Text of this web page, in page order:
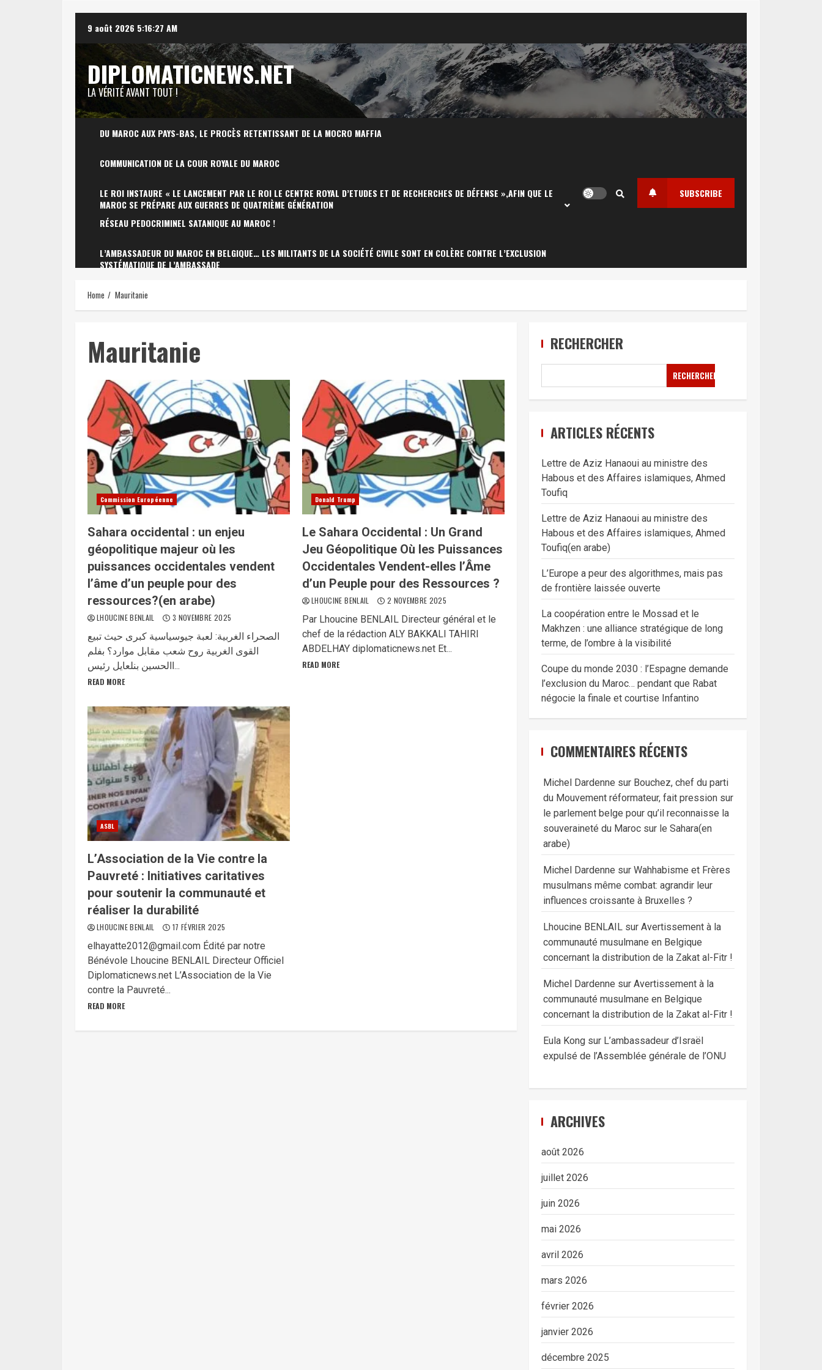
content
9 août 2026 5:16:28 AM
DIPLOMATICNEWS.NET
LA VÉRITÉ AVANT TOUT !
DU MAROC AUX PAYS-BAS, LE PROCÈS RETENTISSANT DE LA MOCRO MAFFIA
COMMUNICATION DE LA COUR ROYALE DU MAROC
LE ROI INSTAURE « LE LANCEMENT PAR LE ROI LE CENTRE ROYAL D’ETUDES ET DE RECHERCHES DE DÉFENSE »,AFIN QUE LE
MAROC SE PRÉPARE AUX GUERRES DE QUATRIÈME GÉNÉRATION
RÉSEAU PEDOCRIMINEL SATANIQUE AU MAROC !
L’AMBASSADEUR DU MAROC EN BELGIQUE… LES MILITANTS DE LA SOCIÉTÉ CIVILE SONT EN COLÈRE CONTRE L’EXCLUSION
SYSTÉMATIQUE DE L’AMBASSADE
SUBSCRIBE
Home Mauritanie
Mauritanie
Commission Européenne
Sahara occidental : un enjeu
géopolitique majeur où les
puissances occidentales vendent
l’âme d’un peuple pour des
ressources?(en arabe)
LHOUCINE BENLAIL 3 NOVEMBRE 2025
الصحراء الغربية: لعبة جيوسياسية كبرى حيث تبيع
القوى الغربية روح شعب مقابل موارد؟ بفلم
االحسين بنلعايل رئيس...
READ MORE
Donald Trump
Le Sahara Occidental : Un Grand
Jeu Géopolitique Où les Puissances
Occidentales Vendent-elles l’Âme
d’un Peuple pour des Ressources ?
LHOUCINE BENLAIL 2 NOVEMBRE 2025
Par Lhoucine BENLAIL Directeur général et le
chef de la rédaction ALY BAKKALI TAHIRI
ABDELHAY diplomaticnews.net Et...
READ MORE
ASBL
L’Association de la Vie contre la
Pauvreté : Initiatives caritatives
pour soutenir la communauté et
réaliser la durabilité
LHOUCINE BENLAIL 17 FÉVRIER 2025
elhayatte2012@gmail.com Édité par notre
Bénévole Lhoucine BENLAIL Directeur Officiel
Diplomaticnews.net L’Association de la Vie
contre la Pauvreté...
READ MORE
RECHERCHER
RECHERCHER
ARTICLES RÉCENTS
Lettre de Aziz Hanaoui au ministre des
Habous et des Affaires islamiques, Ahmed
Toufiq
Lettre de Aziz Hanaoui au ministre des
Habous et des Affaires islamiques, Ahmed
Toufiq(en arabe)
L’Europe a peur des algorithmes, mais pas
de frontière laissée ouverte
La coopération entre le Mossad et le
Makhzen : une alliance stratégique de long
terme, de l’ombre à la visibilité
Coupe du monde 2030 : l’Espagne demande
l’exclusion du Maroc… pendant que Rabat
négocie la finale et courtise Infantino
COMMENTAIRES RÉCENTS
Michel Dardenne sur Bouchez, chef du parti
du Mouvement réformateur, fait pression sur
le parlement belge pour qu’il reconnaisse la
souveraineté du Maroc sur le Sahara(en
arabe)
Michel Dardenne sur Wahhabisme et Frères
musulmans même combat: agrandir leur
influences croissante à Bruxelles ?
Lhoucine BENLAILsur Avertissement à la
communauté musulmane en Belgique
concernant la distribution de la Zakat al-Fitr !
Michel Dardenne sur Avertissement à la
communauté musulmane en Belgique
concernant la distribution de la Zakat al-Fitr !
Eula Kongsur L’ambassadeur d’Israël
expulsé de l’Assemblée générale de l’ONU
ARCHIVES
août 2026
juillet 2026
juin 2026
mai 2026
avril 2026
mars 2026
février 2026
janvier 2026
décembre 2025